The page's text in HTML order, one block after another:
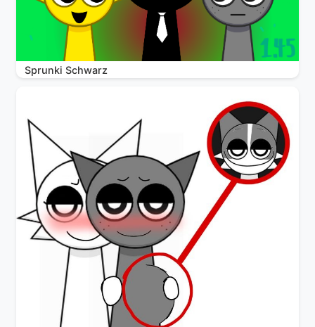
Sprunki Schwarz